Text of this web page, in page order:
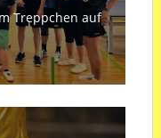
Treppchen auf